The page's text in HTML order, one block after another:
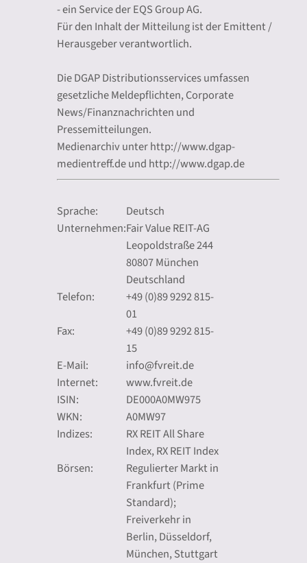
- ein Service der EQS Group AG.
Für den Inhalt der Mitteilung ist der Emittent /
Herausgeber verantwortlich.
Die DGAP Distributionsservices umfassen
gesetzliche Meldepflichten, Corporate
News/Finanznachrichten und
Pressemitteilungen.
Medienarchiv unter http://www.dgap-
medientreff.de und http://www.dgap.de
Sprache:
Deutsch
Unternehmen:Fair Value REIT-AG
Leopoldstraße 244
80807 München
Deutschland
Telefon:
+49 (0)89 9292 815-
01
Fax:
+49 (0)89 9292 815-
15
E-Mail:
info@fvreit.de
Internet:
www.fvreit.de
ISIN:
DE000A0MW975
WKN:
A0MW97
Indizes:
RX REIT All Share
Index, RX REIT Index
Börsen:
Regulierter Markt in
Frankfurt (Prime
Standard);
Freiverkehr in
Berlin, Düsseldorf,
München, Stuttgart